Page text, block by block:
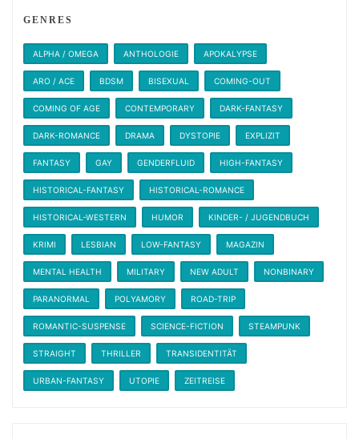
GENRES
ALPHA / OMEGA ANTHOLOGIE APOKALYPSE
ARO / ACE BDSM BISEXUAL COMING-OUT
COMING OF AGE CONTEMPORARY DARK-FANTASY
DARK-ROMANCE DRAMA DYSTOPIE EXPLIZIT
FANTASY GAY GENDERFLUID HIGH-FANTASY
HISTORICAL-FANTASY HISTORICAL-ROMANCE
HISTORICAL-WESTERN HUMOR KINDER- / JUGENDBUCH
KRIMI LESBIAN LOW-FANTASY MAGAZIN
MENTAL HEALTH MILITARY NEW ADULT NONBINARY
PARANORMAL POLYAMORY ROAD-TRIP
ROMANTIC-SUSPENSE SCIENCE-FICTION STEAMPUNK
STRAIGHT THRILLER TRANSIDENTITÄT
URBAN-FANTASY UTOPIE ZEITREISE